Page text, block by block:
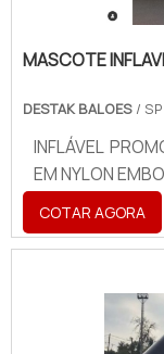
MASCOTE
DESTAK BALOES / SP
INFLÁVEL
EM NYLON
COTAR AGORA